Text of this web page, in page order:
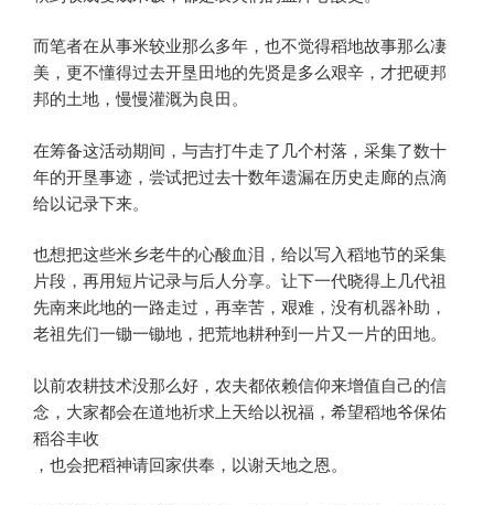
而笔者在从事米较业那么多年，也不觉得稻地故事那么凄
美，更不懂得过去开垦田地的先贤是多么艰辛，才把硬邦
邦的土地，慢慢灌溉为良田。
在筹备这活动期间，与吉打牛走了几个村落，采集了数十
年的开垦事迹，尝试把过去十数年遗漏在历史走廊的点滴
给以记录下来。
也想把这些米乡老牛的心酸血泪，给以写入稻地节的采集
片段，再用短片记录与后人分享。让下一代晓得上几代祖
先南来此地的一路走过，再幸苦，艰难，没有机器补助，
老祖先们一锄一锄地，把荒地耕种到一片又一片的田地。
以前农耕技术没那么好，农夫都依赖信仰来增值自己的信
念，大家都会在道地祈求上天给以祝福，希望稻地爷保佑
稻谷丰收
，也会把稻神请回家供奉，以谢天地之恩。